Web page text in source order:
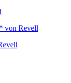
von Revell